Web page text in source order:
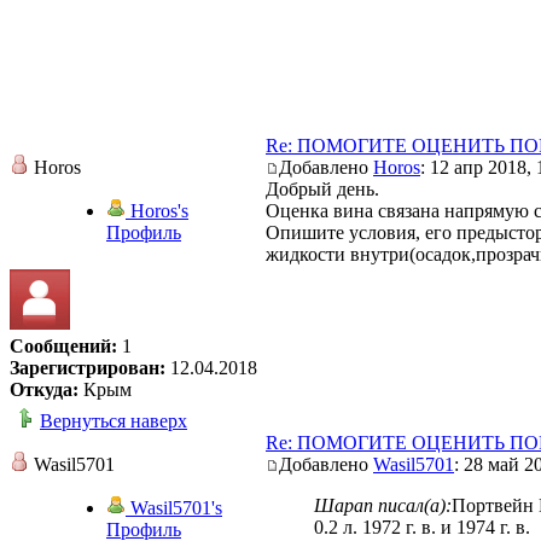
Horos
Horos's
Профиль
Сообщений: 1
Зарегистрирован: 12.04.2018
Откуда: Крым
Re: ПОМОГИТЕ ОЦЕНИТЬ
Добавлено Horos: 12 апр 2018,
Добрый день.
Оценка вина связана напрямую
Опишите условия, его
жидкости
Вернуться наверх
Wasil5701
Wasil5701's
Профиль
Re: ПОМОГИТЕ ОЦЕНИТЬ
Добавлено Wasil5701 : 28 май
Шарап писал(а):Портвейн
0.2 л. 1972 г. в. и 1974 г. в.